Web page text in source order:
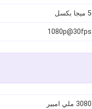
5 ميجا بكسل
1080p@30fps
3080 ملي امبير